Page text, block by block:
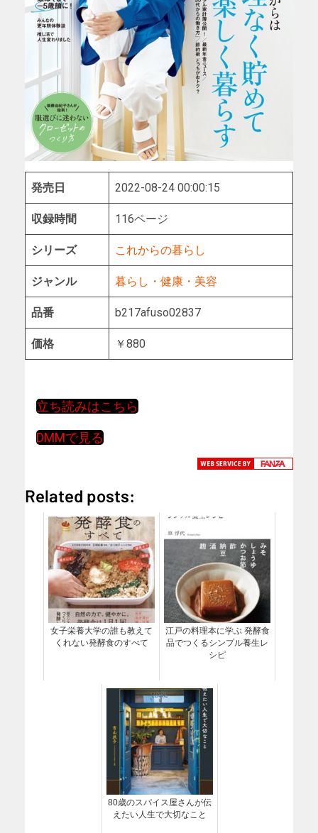
発売日 2022-08-24 00:00:15
収録時間 116ページ
シリーズ これからの暮らし
ジャンル 暮らし・健康・美容
品番 b217afuso02837
価格 ￥880
立ち読みはこちら
DMMで見る
Related posts:
女子栄養大学の誰も教えて
くれない発酵食のすべて
江戸の料理本に学ぶ 発酵食
品でつくるシンプル養生レ
シピ
80歳のスパイス屋さんが伝
えたい人生で大切なこと